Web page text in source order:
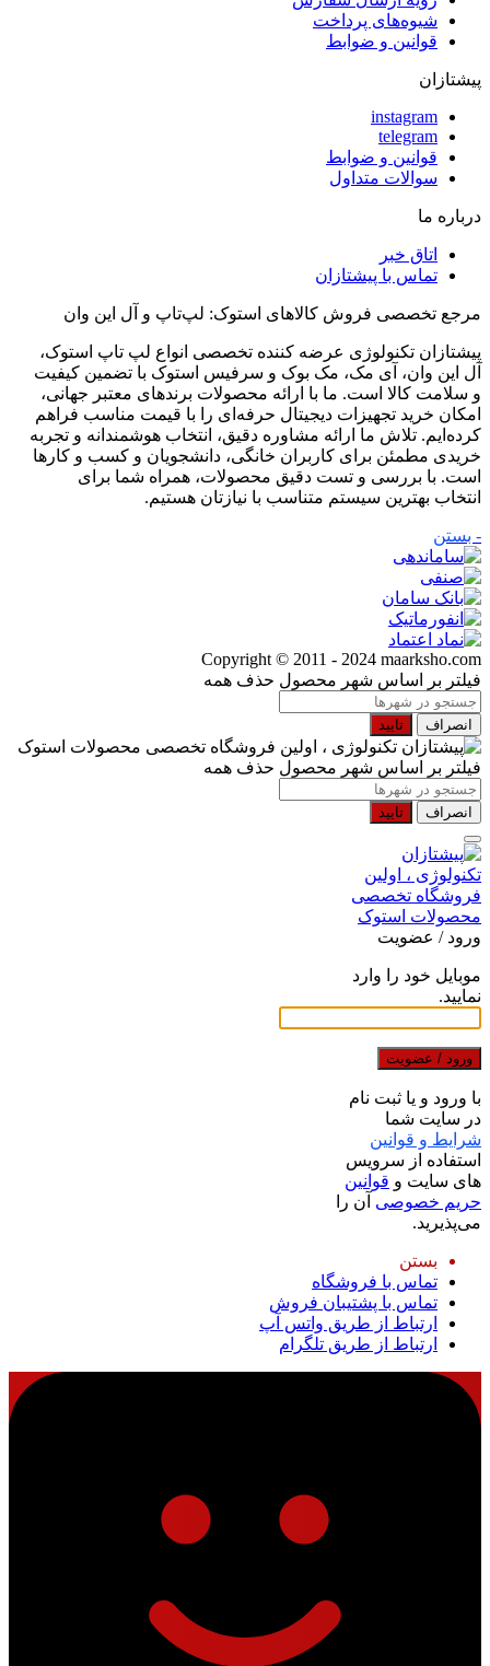
شیوه‌های پرداخت
قوانین و ضوابط
پیشتازان
instagram
telegram
قوانین و ضوابط
سوالات متداول
درباره ما
اتاق خبر
تماس با پیشتازان
مرجع تخصصی فروش کالاهای استوک: لپ‌تاپ و آل این وان
پیشتازان تکنولوژی عرضه کننده تخصصی انواع لپ تاپ استوک،
آل این وان، آی مک، مک بوک و سرفیس استوک با تضمین کیفیت
و سلامت کالا است. ما با ارائه محصولات برندهای معتبر جهانی،
امکان خرید تجهیزات دیجیتال حرفه‌ای را با قیمت مناسب فراهم
کرده‌ایم. تلاش ما ارائه مشاوره دقیق، انتخاب هوشمندانه و تجربه
خریدی مطمئن برای کاربران خانگی، دانشجویان و کسب و کارها
است. با بررسی و تست دقیق محصولات، همراه شما برای
انتخاب بهترین سیستم متناسب با نیازتان هستیم.
- بستن
Copyright © 2011 - 2024 maarksho.com
فیلتر بر اساس شهر محصول حذف همه
انصراف تایید
فیلتر بر اساس شهر محصول حذف همه
انصراف تایید
ورود / عضویت
موبایل خود را وارد
نمایید.
ورود / عضویت
با ورود و یا ثبت نام
در سایت شما
شرایط و قوانین
استفاده از سرویس
های سایت و قوانین
حریم خصوصی آن را
می‌پذیرید.
بستن
تماس با فروشگاه
تماس با پشتیبان فروش
ارتباط از طریق واتس آپ
ارتباط از طریق تلگرام